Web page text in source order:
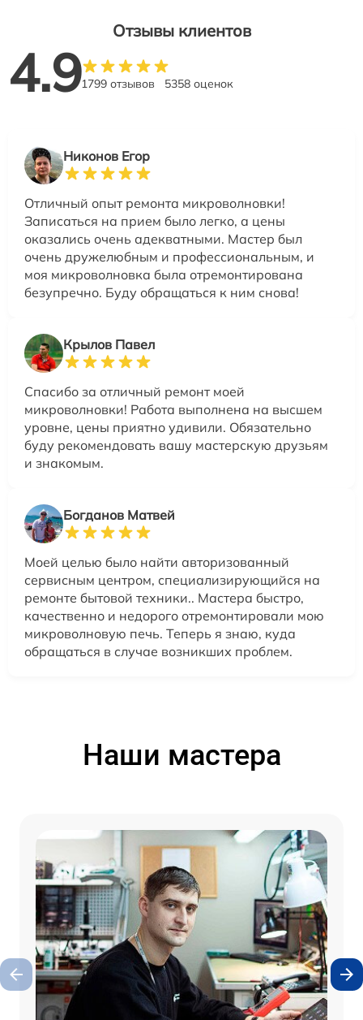
Отзывы клиентов
4.91799 отзывов 5358 оценок
Никонов Егор
Отличный опыт ремонта микроволновки!
Записаться на прием было легко, а цены
оказались очень адекватными. Мастер был
очень дружелюбным и профессиональным, и
моя микроволновка была отремонтирована
безупречно. Буду обращаться к ним снова!
Крылов Павел
Спасибо за отличный ремонт моей
микроволновки! Работа выполнена на высшем
уровне, цены приятно удивили. Обязательно
буду рекомендовать вашу мастерскую друзьям
и знакомым.
Богданов Матвей
Моей целью было найти авторизованный
сервисным центром, специализирующийся на
ремонте бытовой техники.. Мастера быстро,
качественно и недорого отремонтировали мою
микроволновую печь. Теперь я знаю, куда
обращаться в случае возникших проблем.
Наши мастера